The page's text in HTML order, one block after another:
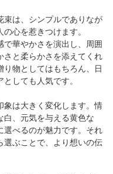
束は、シンプルでありなが
心を惹きつけます。
華やかさを演出し、周囲
さと柔らかさを添えてくれ
り物としてはもちろん、日
しても人気です。
象は大きく変化します。情
白、元気を与える黄色な
選べるのが魅力です。それ
選ぶことで、より想いの伝